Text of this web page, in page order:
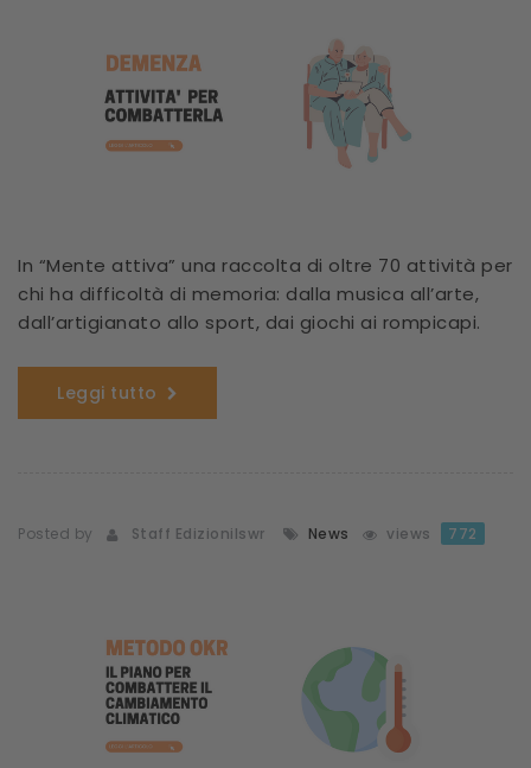
In “Mente attiva” una raccolta di oltre 70 attività per
chi ha difficoltà di memoria: dalla musica all’arte,
dall’artigianato allo sport, dai giochi ai rompicapi.
Leggi tutto
Posted by Staff Edizionilswr News views 772